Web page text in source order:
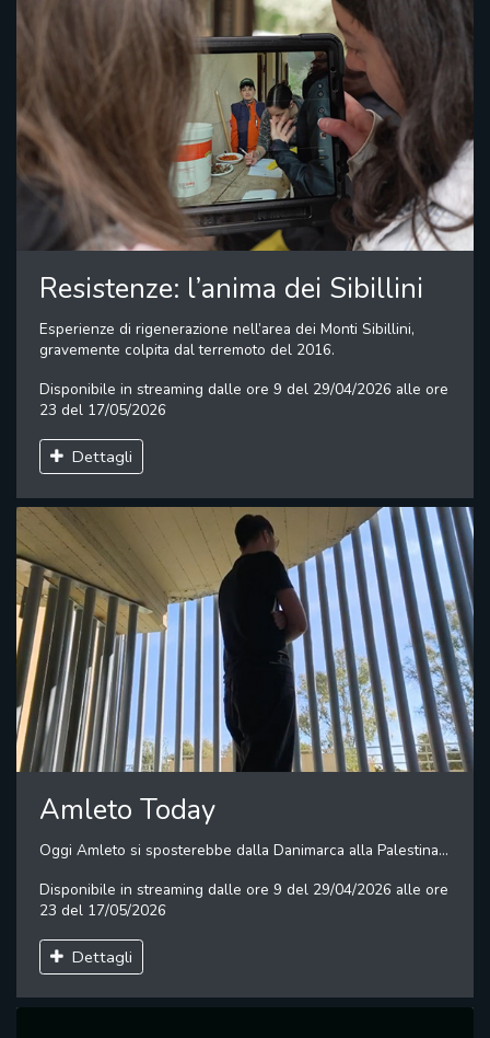
Resistenze: l’anima dei Sibillini
Esperienze di rigenerazione nell’area dei Monti Sibillini,
gravemente colpita dal terremoto del 2016.
Disponibile in streaming dalle ore 9 del 29/04/2026 alle ore
23 del 17/05/2026
Dettagli
Amleto Today
Oggi Amleto si sposterebbe dalla Danimarca alla Palestina...
Disponibile in streaming dalle ore 9 del 29/04/2026 alle ore
23 del 17/05/2026
Dettagli